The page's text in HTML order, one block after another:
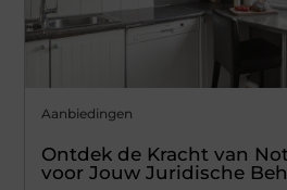
Aanbiedingen
Ontdek de Kracht van
voor Jouw Juridische